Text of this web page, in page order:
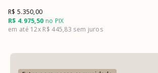
R$ 4.975,50 no PIX
R$ 5.350,00
12x R$ 445,83